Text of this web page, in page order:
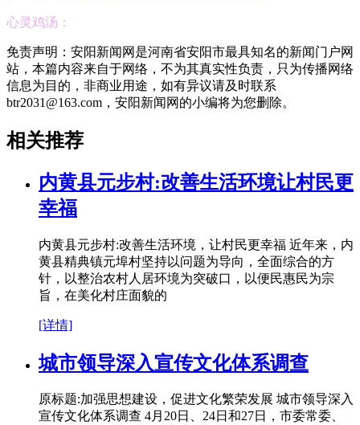
心灵鸡汤：
免责声明：安阳新闻网是河南省安阳市最具知名的新闻门户网
站，本篇内容来自于网络，不为其真实性负责，只为传播网络
信息为目的，非商业用途，如有异议请及时联系
btr2031@163.com，安阳新闻网的小编将为您删除。
相关推荐
内黄县元步村:改善生活环境让村民更
幸福
内黄县元步村:改善生活环境，让村民更幸福 近年来，内
黄县精典镇元埠村坚持以问题为导向，全面综合的方
针，以整治农村人居环境为突破口，以便民惠民为宗
旨，在美化村庄面貌的
[详情]
城市领导深入宣传文化体系调查
原标题:加强思想建设，促进文化繁荣发展 城市领导深入
宣传文化体系调查 4月20日、24日和27日，市委常委、